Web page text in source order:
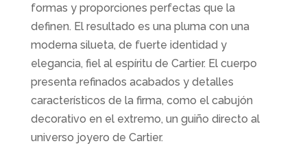
formas y proporciones perfectas que la
definen. El resultado es una pluma con una
moderna silueta, de fuerte identidad y
elegancia, fiel al espíritu de Cartier. El cuerpo
presenta refinados acabados y detalles
característicos de la firma, como el cabujón
decorativo en el extremo, un guiño directo al
universo joyero de Cartier.